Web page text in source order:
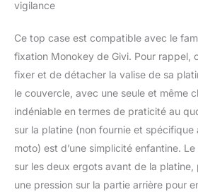
vigilance
Ce top case est compatible avec le
fixation Monokey de Givi. Pour rappel,
fixer et de détacher la valise de sa
le couvercle, avec une seule et même
indéniable en termes de praticité au
sur la platine (non fournie et
moto) est d’une simplicité enfantine.
sur les deux ergots avant de la platine,
une pression sur la partie arrière pour